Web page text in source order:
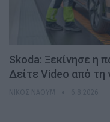
Skoda: Ξεκίνησε η
Δείτε Video από τη